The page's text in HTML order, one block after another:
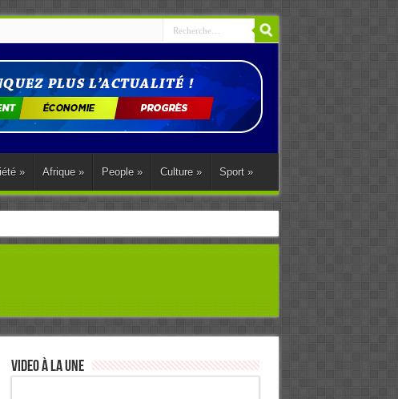
» Afrique » People » Culture » Sport »
réparations
Video à la Une